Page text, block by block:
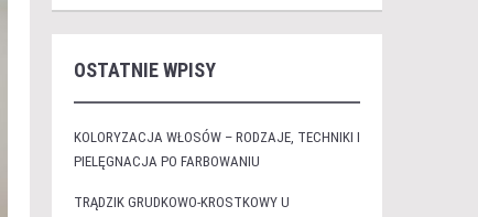
OSTATNIE WPISY
KOLORYZACJA WŁOSÓW – RODZAJE, TECHNIKI I
PIELĘGNACJA PO FARBOWANIU
TRĄDZIK GRUDKOWO-KROSTKOWY U